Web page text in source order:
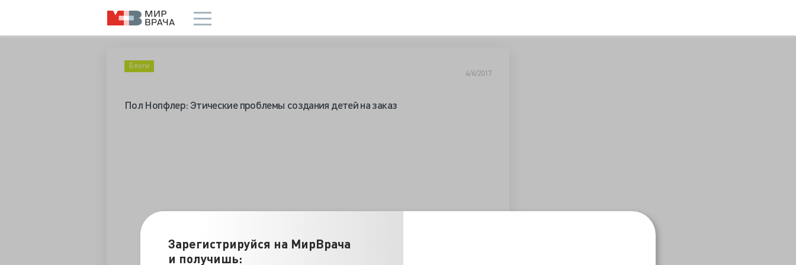
Зарегистрируйся на МирВрача
и получишь:
Блоги
4/6/2017
Пол Нопфлер: Этические проблемы создания детей на заказ